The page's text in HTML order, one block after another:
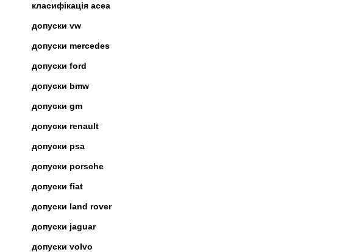
класифікація acea
допуски vw
допуски mercedes
допуски ford
допуски bmw
допуски gm
допуски renault
допуски psa
допуски porsche
допуски fiat
допуски land rover
допуски jaguar
допуски volvo